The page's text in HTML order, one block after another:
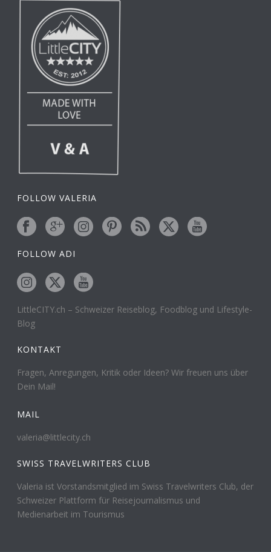
FOLLOW VALERIA
FOLLOW ADI
LittleCITY.ch – Schweizer Reiseblog, Foodblog und Lifestyle-
Blog
KONTAKT
Fragen, Anregungen, Kritik oder Ideen? Wir freuen uns über
Dein Mail!
MAIL
valeria@littlecity.ch
SWISS TRAVELWRITERS CLUB
Valeria ist Vorstandsmitglied im Swiss Travelwriters Club, der
Schweizer Plattform für Reisejournalismus und
Medienarbeit im Tourismus